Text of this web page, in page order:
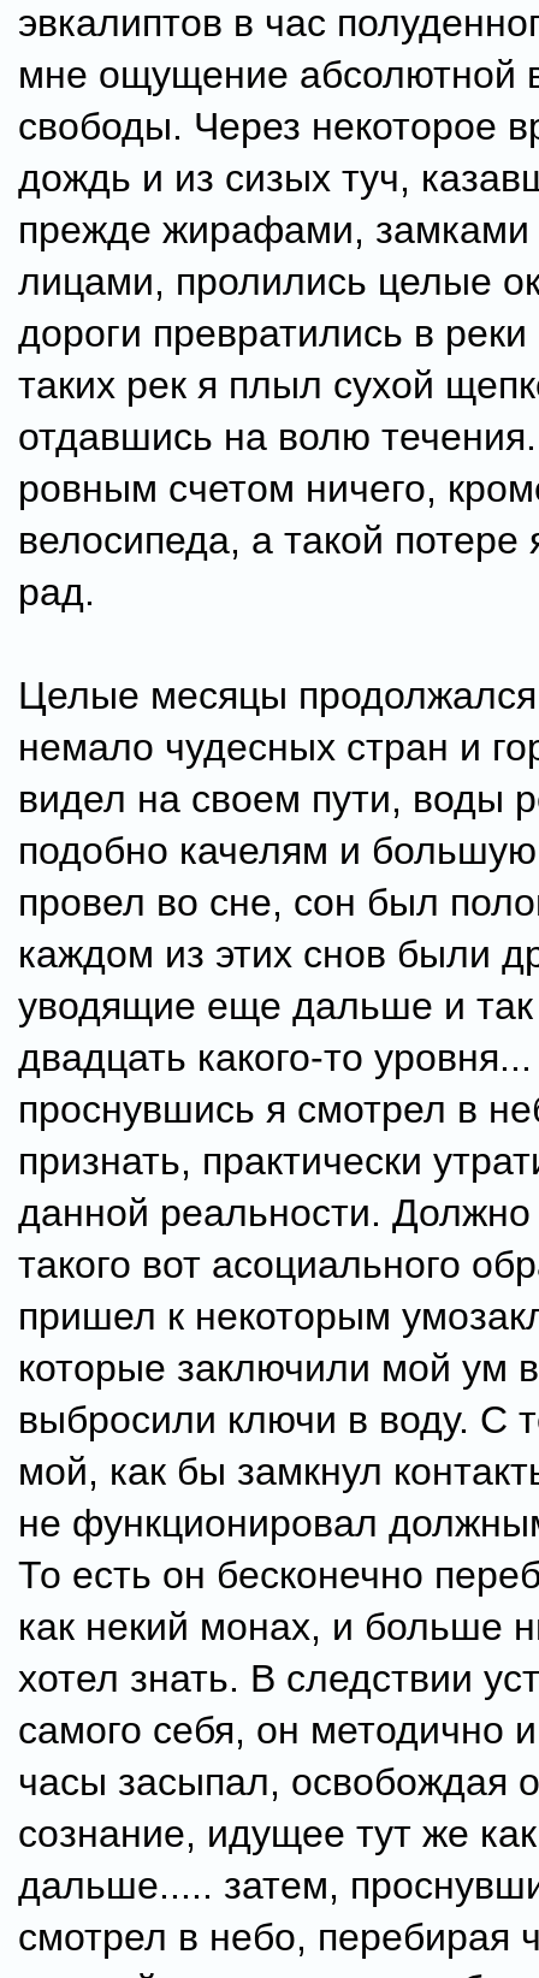
эвкалиптов в час
мне ощущение абсолютной
свободы. Через некоторое
дождь и из сизых туч,
прежде жирафами,
лицами, пролились целые
дороги превратились в
таких рек я плыл сухой
отдавшись на волю
ровным счетом ничего,
велосипеда, а такой потере
рад.
Целые месяцы продолжался
немало чудесных стран и
видел на своем пути, воды
подобно качелям и большую
провел во сне, сон был
каждом из этих снов были
уводящие еще дальше и
двадцать какого-то уровня...
проснувшись я смотрел в
признать, практически
данной реальности.
такого вот асоциального
пришел к некоторым
которые заключили мой ум
выбросили ключи в воду. С
мой, как бы замкнул
не функционировал
То есть он бесконечно
как некий монах, и больше
хотел знать. В следствии
самого себя, он методично
часы засыпал, освобождая
сознание, идущее тут же
дальше..... затем,
смотрел в небо, перебирая